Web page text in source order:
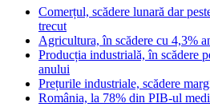
Comerțul, scădere lunară dar
trecut
Agricultura, în scădere cu 4,3%
Producția industrială, în scădere
anului
Prețurile industriale, scădere
România, la 78% din PIB-ul